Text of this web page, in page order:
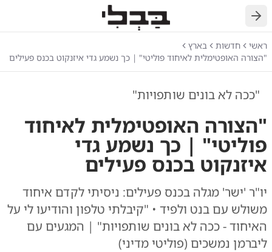
חזרה
ראשי חדשות
בארץ
"הצורה האופטימלית לאיחוד פוליטי" | כך נשמע גדי איזנקוט בכנס פעילים
"ככה לא בונים שותפויות"
"הצורה האופטימלית לאיחוד
פוליטי" | כך נשמע גדי
איזנקוט בכנס פעילים
יו"ר 'ישר' מגלה בכנס פעילים: ניסיתי לקדם איחוד
משולש עם בנט ולפיד • "קיבלתי טלפון והודיעו לי על
האיחוד - ככה לא בונים שותפויות" | המגעים עם
ליברמן נמשכים (פוליטי מדיני)